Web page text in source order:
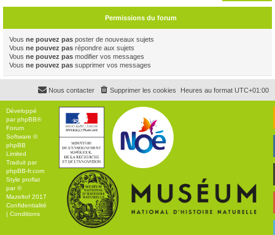
Permissions du forum
Vous ne pouvez pas poster de nouveaux sujets
Vous ne pouvez pas répondre aux sujets
Vous ne pouvez pas modifier vos messages
Vous ne pouvez pas supprimer vos messages
Heures au format UTC+01:00
Supprimer les cookies
Nous contacter
Développé
parphpBB®
Forum
Software ©
phpBB
Limited
Traduit par
phpBB-fr.com
Style proflat
par ©
Mazeltof 2017
Confidentialité
| Conditions